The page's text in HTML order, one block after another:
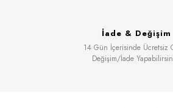
İade & Değişim
14 Gün İçerisinde Ücretsiz
Değişim/İade